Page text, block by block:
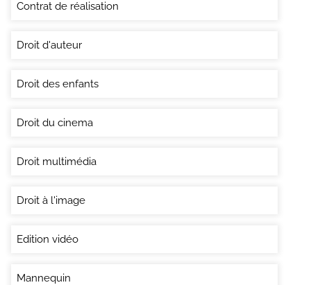
Contrat de réalisation
Droit d'auteur
Droit des enfants
Droit du cinema
Droit multimédia
Droit à l'image
Edition vidéo
Mannequin